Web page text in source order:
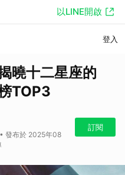
以LINE開啟
登入
曉十二星座的
TOP3
發布於 2025年08
訂閱